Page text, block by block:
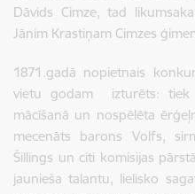
Dāvids Cimze, tad
Jānim Krastiņam Cimzes
1871.gadā nopietnais
vietu godam izturēts: tiek
mācīšanā un nospēlēta
mecenāts barons Volfs,
Šillings un citi komisijas
jaunieša talantu, lielisko